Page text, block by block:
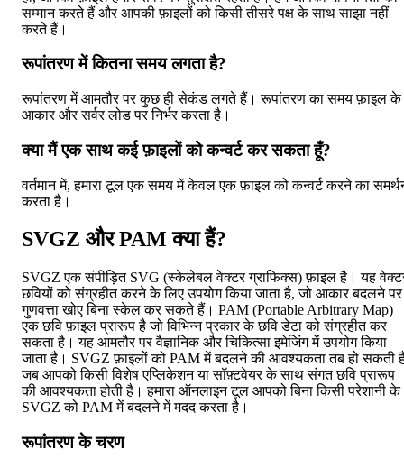
सम्मान करते हैं और आपकी फ़ाइलों को किसी तीसरे पक्ष के साथ साझा नहीं
करते हैं।
रूपांतरण में कितना समय लगता है?
रूपांतरण में आमतौर पर कुछ ही सेकंड लगते हैं। रूपांतरण का समय फ़ाइल के
आकार और सर्वर लोड पर निर्भर करता है।
क्या मैं एक साथ कई फ़ाइलों को कन्वर्ट कर सकता हूँ?
वर्तमान में, हमारा टूल एक समय में केवल एक फ़ाइल को कन्वर्ट करने का
करता है।
SVGZ और PAM क्या हैं?
SVGZ एक संपीड़ित SVG (स्केलेबल वेक्टर ग्राफिक्स) फ़ाइल है। यह
छवियों को संग्रहीत करने के लिए उपयोग किया जाता है, जो आकार बदलने पर
गुणवत्ता खोए बिना स्केल कर सकते हैं। PAM (Portable Arbitrary Map)
एक छवि फ़ाइल प्रारूप है जो विभिन्न प्रकार के छवि डेटा को संग्रहीत कर
सकता है। यह आमतौर पर वैज्ञानिक और चिकित्सा इमेजिंग में उपयोग किया
जाता है। SVGZ फ़ाइलों को PAM में बदलने की आवश्यकता तब हो सकती
जब आपको किसी विशेष एप्लिकेशन या सॉफ़्टवेयर के साथ संगत छवि प्रारूप
की आवश्यकता होती है। हमारा ऑनलाइन टूल आपको बिना किसी परेशानी के
SVGZ को PAM में बदलने में मदद करता है।
रूपांतरण के चरण